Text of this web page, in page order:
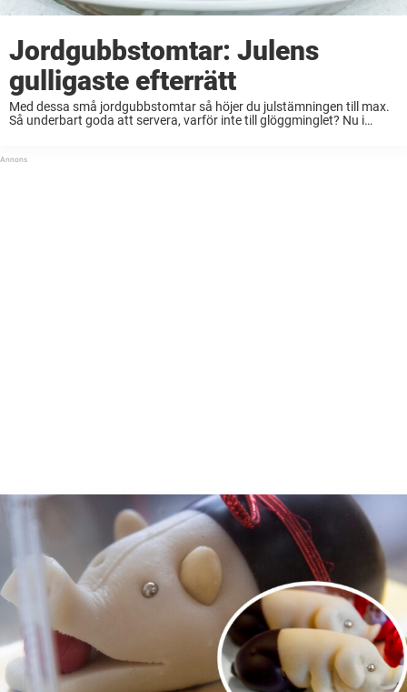
Jordgubbstomtar: Julens
gulligaste efterrätt
Med dessa små jordgubbstomtar så höjer du julstämningen till max.
Så underbart goda att servera, varför inte till glöggminglet? Nu i